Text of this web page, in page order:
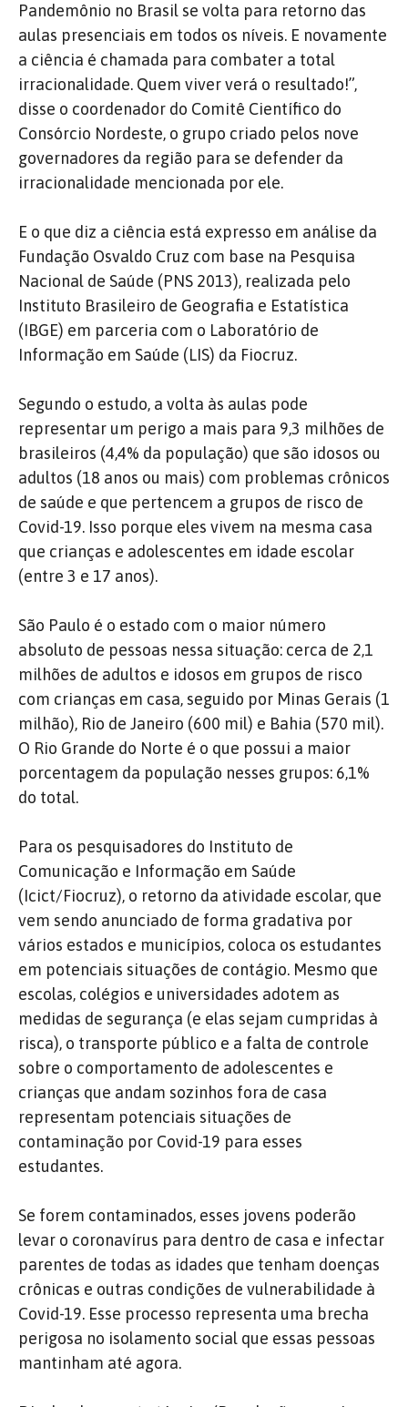
Pandemônio no Brasil se volta para retorno das
aulas presenciais em todos os níveis. E novamente
a ciência é chamada para combater a total
irracionalidade. Quem viver verá o resultado!”,
disse o coordenador do Comitê Científico do
Consórcio Nordeste, o grupo criado pelos nove
governadores da região para se defender da
irracionalidade mencionada por ele.
E o que diz a ciência está expresso em análise da
Fundação Osvaldo Cruz com base na Pesquisa
Nacional de Saúde (PNS 2013), realizada pelo
Instituto Brasileiro de Geografia e Estatística
(IBGE) em parceria com o Laboratório de
Informação em Saúde (LIS) da Fiocruz.
Segundo o estudo, a volta às aulas pode
representar um perigo a mais para 9,3 milhões de
brasileiros (4,4% da população) que são idosos ou
adultos (18 anos ou mais) com problemas crônicos
de saúde e que pertencem a grupos de risco de
Covid-19. Isso porque eles vivem na mesma casa
que crianças e adolescentes em idade escolar
(entre 3 e 17 anos).
São Paulo é o estado com o maior número
absoluto de pessoas nessa situação: cerca de 2,1
milhões de adultos e idosos em grupos de risco
com crianças em casa, seguido por Minas Gerais (1
milhão), Rio de Janeiro (600 mil) e Bahia (570 mil).
O Rio Grande do Norte é o que possui a maior
porcentagem da população nesses grupos: 6,1%
do total.
Para os pesquisadores do Instituto de
Comunicação e Informação em Saúde
(Icict/Fiocruz), o retorno da atividade escolar, que
vem sendo anunciado de forma gradativa por
vários estados e municípios, coloca os estudantes
em potenciais situações de contágio. Mesmo que
escolas, colégios e universidades adotem as
medidas de segurança (e elas sejam cumpridas à
risca), o transporte público e a falta de controle
sobre o comportamento de adolescentes e
crianças que andam sozinhos fora de casa
representam potenciais situações de
contaminação por Covid-19 para esses
estudantes.
Se forem contaminados, esses jovens poderão
levar o coronavírus para dentro de casa e infectar
parentes de todas as idades que tenham doenças
crônicas e outras condições de vulnerabilidade à
Covid-19. Esse processo representa uma brecha
perigosa no isolamento social que essas pessoas
mantinham até agora.